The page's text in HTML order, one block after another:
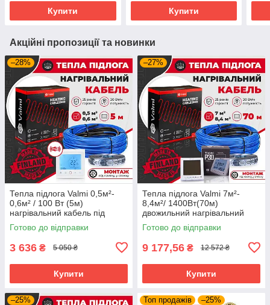
Купити Купити
Акційні пропозиції та новинки
–28%
Тепла підлога Valmi 0,5м²-
0,6м² / 100 Вт (5м)
нагрівальний кабель під
плитку 20 Вт/м з
терморегулятором TWE02
Готово до відправки
3 636 ₴ 5 050 ₴
Купити
–27%
Тепла підлога Valmi 7м²-
8,4м²/ 1400Вт(70м)
двожильний нагрівальний
кабель 20 Вт/м з
терморегулятором Valmi P30
Готово до відправки
9 177,56 ₴ 12 572 ₴
Купити
–25% Топ продажів –25%